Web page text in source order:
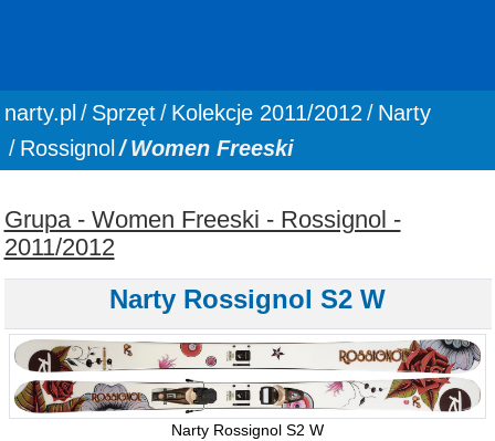
You are here:
narty.pl Sprzęt Kolekcje 2011/2012
Narty
Rossignol
Women Freeski
Grupa - Women Freeski - Rossignol -
2011/2012
Narty Rossignol S2 W
Narty Rossignol S2 W